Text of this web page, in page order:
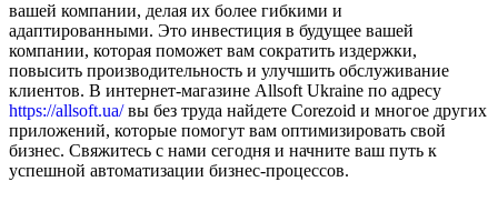
вашей компании, делая их более гибкими и
адаптированными. Это инвестиция в будущее вашей
компании, которая поможет вам сократить издержки,
повысить производительность и улучшить обслуживание
клиентов. В интернет-магазине Allsoft Ukraine по адресу
https://allsoft.ua/вы без труда найдете Corezoid и многое других
приложений, которые помогут вам оптимизировать свой
бизнес. Свяжитесь с нами сегодня и начните ваш путь к
успешной автоматизации бизнес-процессов.